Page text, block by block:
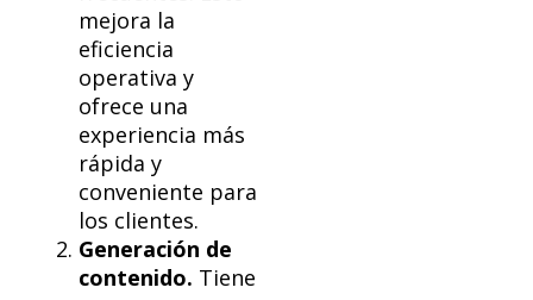
mejora la
eficiencia
operativa y
ofrece una
experiencia más
rápida y
conveniente para
los clientes.
Generación de
contenido. Tiene